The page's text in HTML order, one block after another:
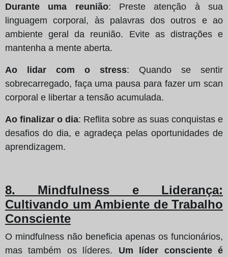
Durante uma reunião: Preste atenção à sua
linguagem corporal, às palavras dos outros e ao
ambiente geral da reunião. Evite as distrações e
mantenha a mente aberta.
Ao lidar com o stress: Quando se sentir
sobrecarregado, faça uma pausa para fazer um scan
corporal e libertar a tensão acumulada.
Ao finalizar o dia: Reflita sobre as suas conquistas e
desafios do dia, e agradeça pelas oportunidades de
aprendizagem.
8. Mindfulness e Liderança:
Cultivando um Ambiente de Trabalho
Consciente
O mindfulness não beneficia apenas os funcionários,
mas também os líderes. Um líder consciente é